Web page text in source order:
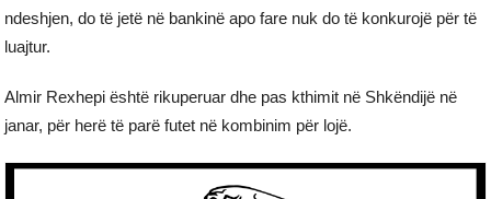
ndeshjen, do të jetë në bankinë apo fare nuk do të konkurojë për të
luajtur.
Almir Rexhepi është rikuperuar dhe pas kthimit në Shkëndijë në
janar, për herë të parë futet në kombinim për lojë.